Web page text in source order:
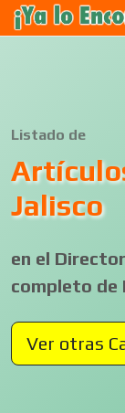
Listado de
Jalisco
en el
completo de
Ver otras